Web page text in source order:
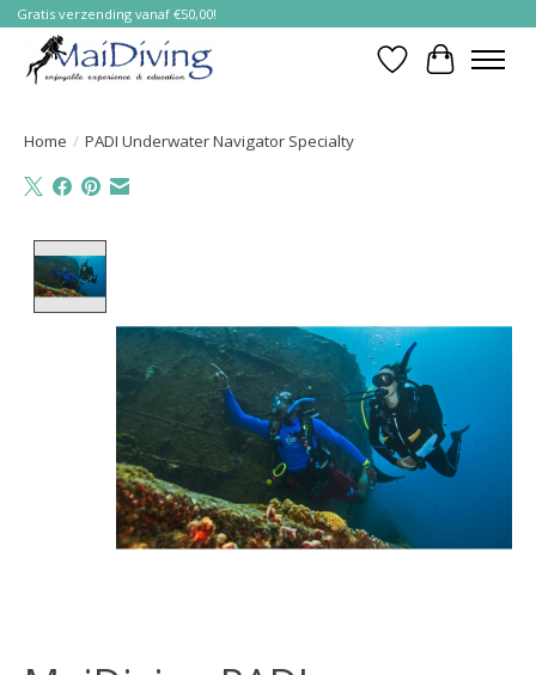
Gratis verzending vanaf €50,00!
Verlanglijst
Home / PADI Underwater Navigator Specialty